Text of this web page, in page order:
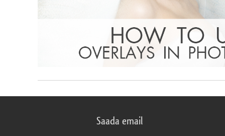
Saada email